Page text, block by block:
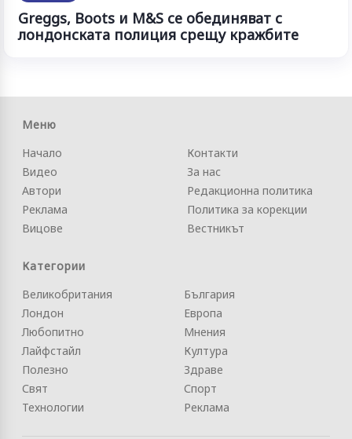
Greggs, Boots и M&S се обединяват с
лондонската полиция срещу кражбите
Меню
Начало
Видео
Автори
Реклама
Вицове
Контакти
За нас
Редакционна политика
Политика за корекции
Вестникът
Категории
Великобритания
Лондон
Любопитно
Лайфстайл
Полезно
Свят
Технологии
България
Европа
Мнения
Култура
Здраве
Спорт
Реклама